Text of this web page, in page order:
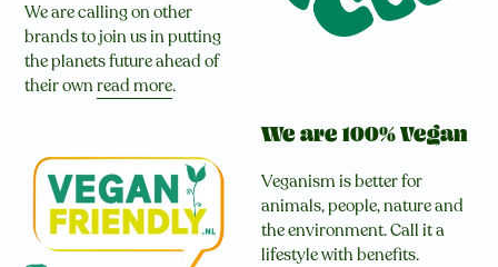
We are calling on other
brands to join us in putting
the planets future ahead of
their own read more.
We are 100% Vegan
Veganism is better for
animals, people, nature and
the environment. Call it a
lifestyle with benefits.